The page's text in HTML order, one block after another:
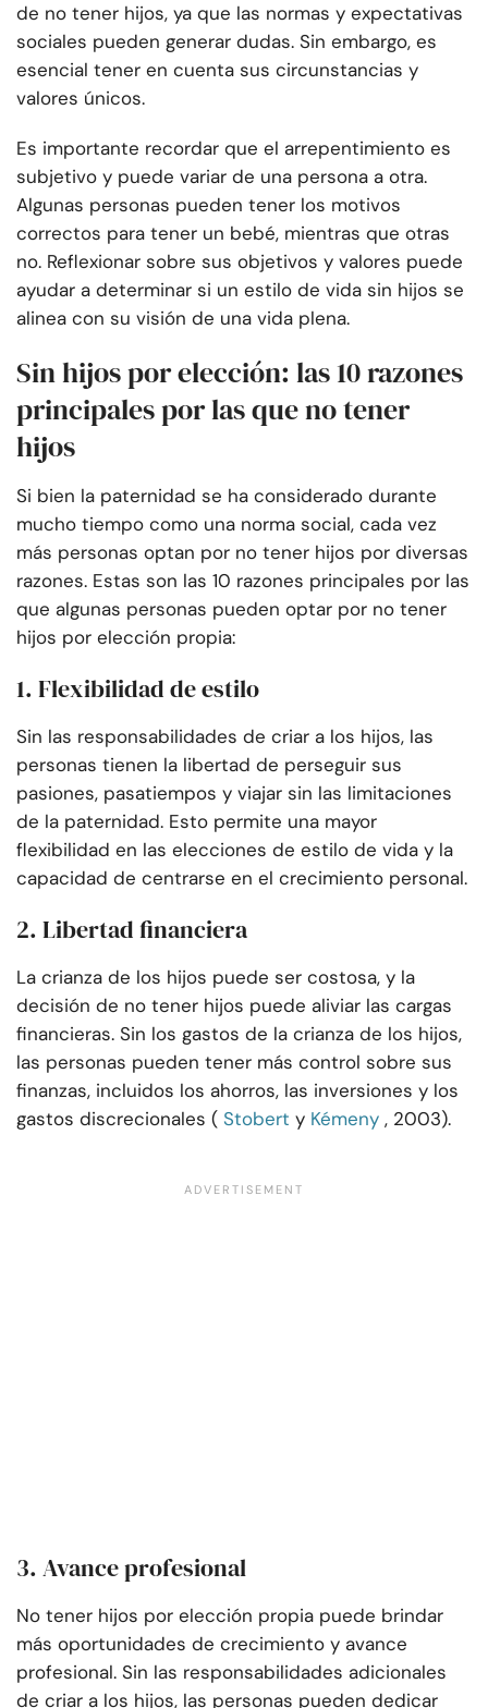
de no tener hijos, ya que las normas y expectativas
sociales pueden generar dudas. Sin embargo, es
esencial tener en cuenta sus circunstancias y
valores únicos.
Es importante recordar que el arrepentimiento es
subjetivo y puede variar de una persona a otra.
Algunas personas pueden tener los motivos
correctos para tener un bebé, mientras que otras
no. Reflexionar sobre sus objetivos y valores puede
ayudar a determinar si un estilo de vida sin hijos se
alinea con su visión de una vida plena.
Sin hijos por elección: las 10 razones
principales por las que no tener
hijos
Si bien la paternidad se ha considerado durante
mucho tiempo como una norma social, cada vez
más personas optan por no tener hijos por diversas
razones. Estas son las 10 razones principales por las
que algunas personas pueden optar por no tener
hijos por elección propia:
1. Flexibilidad de estilo
Sin las responsabilidades de criar a los hijos, las
personas tienen la libertad de perseguir sus
pasiones, pasatiempos y viajar sin las limitaciones
de la paternidad. Esto permite una mayor
flexibilidad en las elecciones de estilo de vida y la
capacidad de centrarse en el crecimiento personal.
2. Libertad financiera
La crianza de los hijos puede ser costosa, y la
decisión de no tener hijos puede aliviar las cargas
financieras. Sin los gastos de la crianza de los hijos,
las personas pueden tener más control sobre sus
finanzas, incluidos los ahorros, las inversiones y los
gastos discrecionales ( Stobert y Kémeny , 2003).
3. Avance profesional
No tener hijos por elección propia puede brindar
más oportunidades de crecimiento y avance
profesional. Sin las responsabilidades adicionales
de criar a los hijos, las personas pueden dedicar